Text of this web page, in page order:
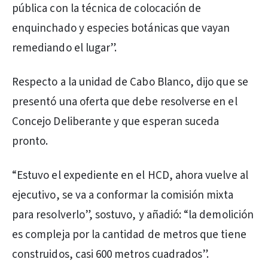
pública con la técnica de colocación de
enquinchado y especies botánicas que vayan
remediando el lugar”.
Respecto a la unidad de Cabo Blanco, dijo que se
presentó una oferta que debe resolverse en el
Concejo Deliberante y que esperan suceda
pronto.
“Estuvo el expediente en el HCD, ahora vuelve al
ejecutivo, se va a conformar la comisión mixta
para resolverlo”, sostuvo, y añadió: “la demolición
es compleja por la cantidad de metros que tiene
construidos, casi 600 metros cuadrados”.